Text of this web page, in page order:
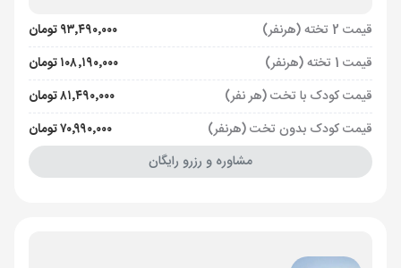
قیمت 2 تخته (هرنفر)
۹۳٬۴۹۰٬۰۰۰ تومان
قیمت 1 تخته (هرنفر)
۱۰۸٬۱۹۰٬۰۰۰ تومان
قیمت کودک با تخت (هر نفر)
۸۱٬۴۹۰٬۰۰۰ تومان
قیمت کودک بدون تخت (هرنفر)
۷۰٬۹۹۰٬۰۰۰ تومان
مشاوره و رزرو رایگان